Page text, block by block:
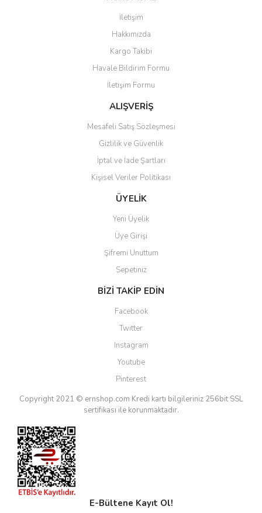
Ürün resmi kalitesiz, bozuk veya görüntülenemiyor.
Ürün açıklamasında eksik bilgiler bulunuyor.
Ürün bilgilerinde hatalar bulunuyor.
Ürün fiyatı diğer sitelerden daha pahalı.
Bu ürüne benzer farklı alternatifler olmalı.
Gönder
İletişim
Hakkımızda
Kargo Takibi
Havale Bildirim Formu
İletişim Formu
ALIŞVERİŞ
Mesafeli Satış Sözleşmesi
Gizlilik ve Güvenlik
İptal ve İade Şartları
Kişisel Veriler Politikası
ÜYELİK
Yeni Üyelik
Üye Girişi
Şifremi Unuttum
Sepetiniz
BİZİ TAKİP EDİN
Facebook
Twitter
Instagram
Youtube
Pinterest
Copyright 2021 © ernshop.com Kredi kartı bilgileriniz 256bit SSL
sertifikası ile korunmaktadır.
E-Bültene Kayıt Ol!